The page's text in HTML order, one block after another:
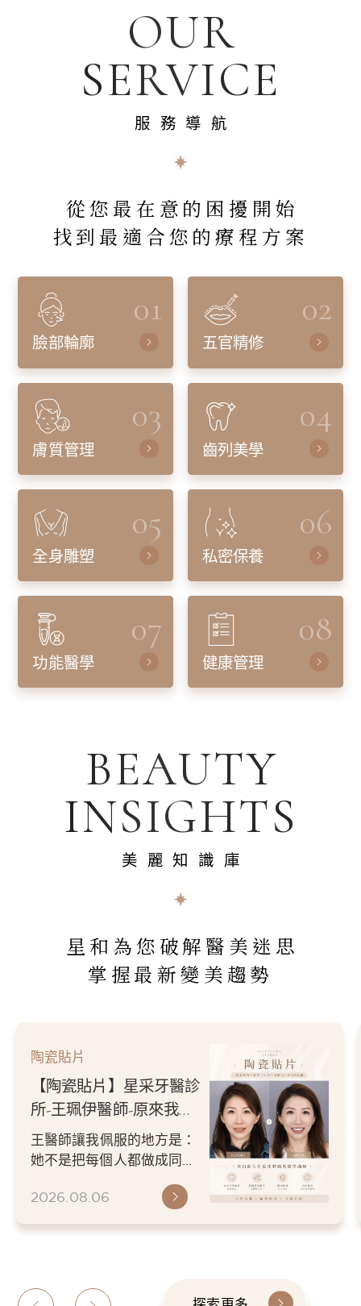
OUR
SERVICE
服務導航
從您最在意的困擾開始
找到最適合您的療程方案
01
臉部輪廓
02
五官精修
03
膚質管理
04
齒列美學
05
全身雕塑
06
私密保養
07
功能醫學
08
健康管理
BEAUTY
INSIGHTS
美麗知識庫
星和為您破解醫美迷思
掌握最新變美趨勢
陶瓷貼片
【陶瓷貼片】星采牙醫診
所-王珮伊醫師-原來我的
不愛笑，只是不喜歡自己
原本的牙齒
王醫師讓我佩服的地方是：
她不是把每個人都做成同一
更適合自己的樣子。 現...
2026.08.06